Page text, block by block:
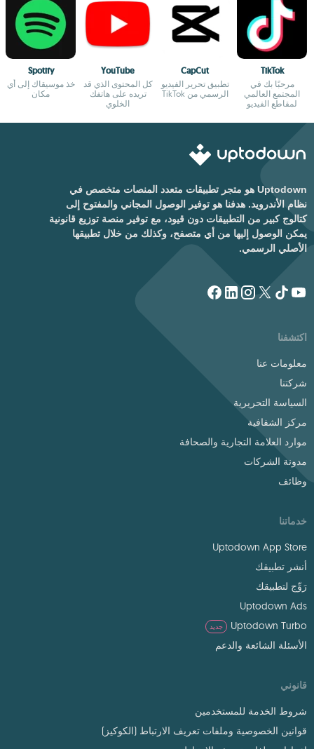
TikTok
مرحبًا بك في
المجتمع العالمي
لمقاطع الفيديو
CapCut
تطبيق تحرير الفيديو
الرسمي من TikTok
YouTube
كل المحتوى الذي قد
تريده على هاتفك
الخلوي
Spotify
خذ موسيقاك إلى أي
مكان
Uptodown هو متجر تطبيقات متعدد المنصات متخصص في
نظام الأندرويد. هدفنا هو توفير الوصول المجاني والمفتوح إلى
كتالوج كبير من التطبيقات دون قيود، مع توفير منصة توزيع قانونية
يمكن الوصول إليها من أي متصفح، وكذلك من خلال تطبيقها
الأصلي الرسمي.
اكتشفنا
معلومات عنا
شركتنا
السياسة التحريرية
مركز الشفافية
موارد العلامة التجارية والصحافة
مدونة الشركات
وظائف
خدماتنا
Uptodown App Store
أنشر تطبيقك
رَوِّج لتطبيقك
Uptodown Ads
Uptodown Turbo
جديد
الأسئلة الشائعة والدعم
قانوني
شروط الخدمة للمستخدمين
قوانين الخصوصية وملفات تعريف الارتباط (الكوكيز)